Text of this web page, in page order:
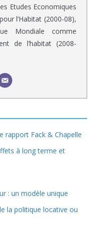
Etudes Economiques
l’Habitat (2000-08),
Mondiale comme
de l’habitat (2008-
rapport Fack & Chapelle
à long terme et
: un modèle unique
la politique locative ou